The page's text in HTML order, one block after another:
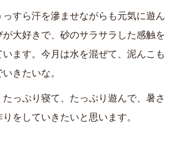
すら汗を滲ませながらも元気に遊ん
大好きで、砂のサラサラした感触を
います。今月は水を混ぜて、泥んこも
きたいな。
っぷり寝て、たっぷり遊んで、暑さ
をしていきたいと思います。